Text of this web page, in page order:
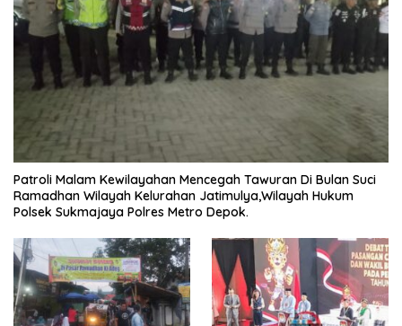
Patroli Malam Kewilayahan Mencegah Tawuran Di Bulan Suci
Ramadhan Wilayah Kelurahan Jatimulya,Wilayah Hukum
Polsek Sukmajaya Polres Metro Depok.